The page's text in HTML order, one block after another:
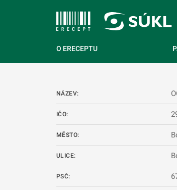
O ERECEPTU
NÁZEV:
IČO:
MĚSTO:
ULICE:
PSČ: